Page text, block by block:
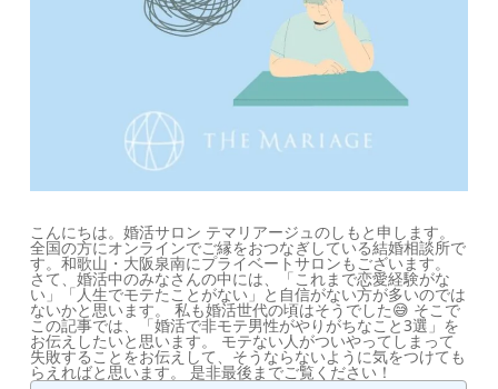
こんにちは。婚活サロン テマリアージュのしもと申します。
全国の方にオンラインでご縁をおつなぎしている結婚相談所で
す。和歌山・大阪泉南にプライベートサロンもございます。
さて、婚活中のみなさんの中には、「これまで恋愛経験がな
い」「人生でモテたことがない」と自信がない方が多いのでは
ないかと思います。 私も婚活世代の頃はそうでした😅 そこで
この記事では、「婚活で非モテ男性がやりがちなこと3選」を
お伝えしたいと思います。 モテない人がついやってしまって
失敗することをお伝えして、そうならないように気をつけても
らえればと思います。 是非最後までご覧ください！